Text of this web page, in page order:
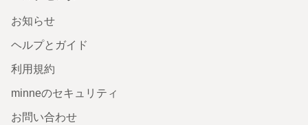
お知らせ
ヘルプとガイド
利用規約
minneのセキュリティ
お問い合わせ